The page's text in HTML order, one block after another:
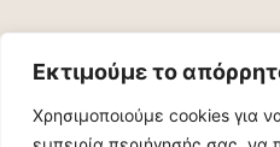
Εκτιμούμε το
Χρησιμοποιούμε cookies για
Tour